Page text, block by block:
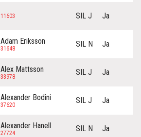
11603 SIL J Ja
Adam Eriksson
31648 SIL N Ja
Alex Mattsson
33978 SIL J Ja
Alexander Bodini
37620 SIL J Ja
Alexander Hanell
27724 SIL N Ja